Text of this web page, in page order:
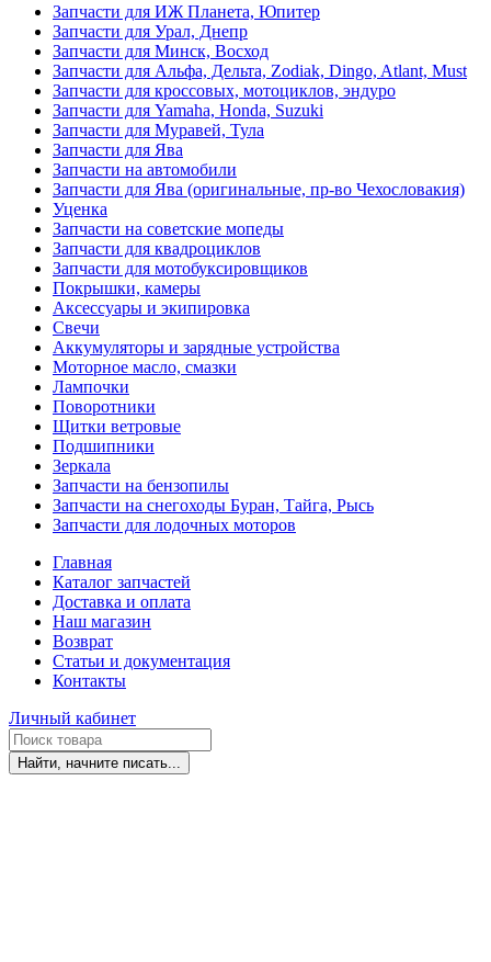
Запчасти для ИЖ Планета, Юпитер
Запчасти для Урал, Днепр
Запчасти для Минск, Восход
Запчасти для Альфа, Дельта, Zodiak, Dingo, Atlant, Must
Запчасти для кроссовых, мотоциклов, эндуро
Запчасти для Yamaha, Honda, Suzuki
Запчасти для Муравей, Тула
Запчасти для Ява
Запчасти на автомобили
Запчасти для Ява (оригинальные, пр-во Чехословакия)
Уценка
Запчасти на советские мопеды
Запчасти для квадроциклов
Запчасти для мотобуксировщиков
Покрышки, камеры
Аксессуары и экипировка
Свечи
Аккумуляторы и зарядные устройства
Моторное масло, смазки
Лампочки
Поворотники
Щитки ветровые
Подшипники
Зеркала
Запчасти на бензопилы
Запчасти на снегоходы Буран, Тайга, Рысь
Запчасти для лодочных моторов
Главная
Каталог запчастей
Доставка и оплата
Наш магазин
Возврат
Статьи и документация
Контакты
Личный кабинет
Найти, начните писать...